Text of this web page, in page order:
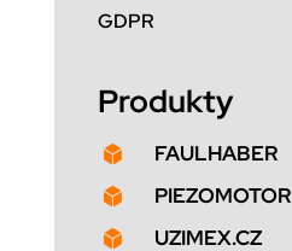
GDPR
Produkty
 FAULHABER
 PIEZOMOTOR
 UZIMEX.CZ